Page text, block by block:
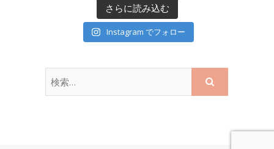
さらに読み込む
Instagram でフォロー